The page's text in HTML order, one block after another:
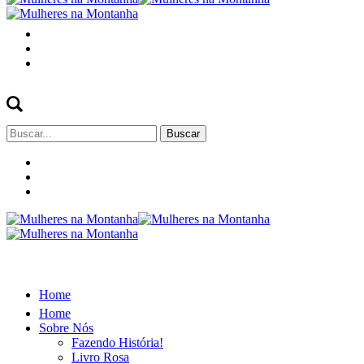
Buscar
por:
Home
Home
Sobre Nós
Fazendo História!
Livro Rosa